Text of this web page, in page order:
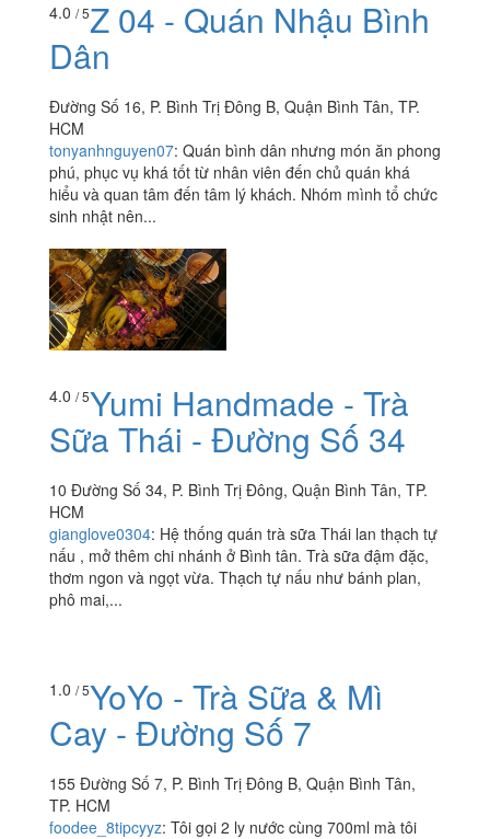
4.0 / 5Z 04 - Quán Nhậu Bình
Dân
Đường Số 16, P. Bình Trị Đông B, Quận Bình Tân, TP.
HCM
tonyanhnguyen07: Quán bình dân nhưng món ăn phong
phú, phục vụ khá tốt từ nhân viên đến chủ quán khá
hiểu và quan tâm đến tâm lý khách. Nhóm mình tổ chức
sinh nhật nên...
4.0 / 5Yumi Handmade - Trà
Sữa Thái - Đường Số 34
10 Đường Số 34, P. Bình Trị Đông, Quận Bình Tân, TP.
HCM
gianglove0304: Hệ thống quán trà sữa Thái lan thạch tự
nấu , mở thêm chi nhánh ở Bình tân. Trà sữa đậm đặc,
thơm ngon và ngọt vừa. Thạch tự nấu như bánh plan,
phô mai,...
1.0 / 5YoYo - Trà Sữa & Mì
Cay - Đường Số 7